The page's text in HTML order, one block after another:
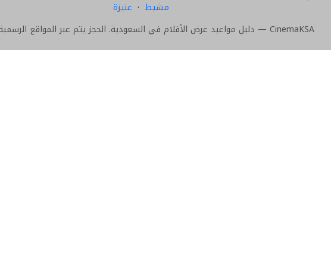
مشيط · عنيزة
CinemaKSA — دليل مواعيد عرض الأفلام في السعودية. الحجز يتم عبر المواقع الرسمية للسينما.